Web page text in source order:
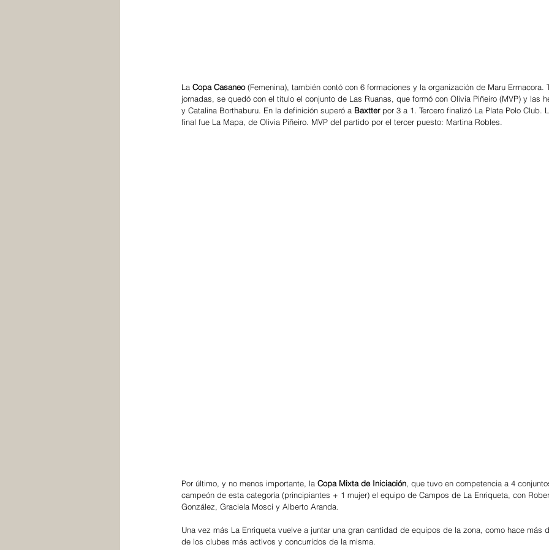
La Copa Casaneo (Femenina), también contó con 6 formaciones y la organización de Maru Ermacora.
jornadas, se quedó con el título el conjunto de Las Ruanas, que formó con Olivia Piñeiro (MVP) y las
y Catalina Borthaburu. En la definición superó a Baxtter por 3 a 1. Tercero finalizó La Plata Polo Club.
final fue La Mapa, de Olivia Piñeiro. MVP del partido por el tercer puesto: Martina Robles.
Por último, y no menos importante, la Copa Mixta de Iniciación, que tuvo en competencia a 4
campeón de esta categoría (principiantes + 1 mujer) el equipo de Campos de La Enriqueta, con
González, Graciela Mosci y Alberto Aranda.
Una vez más La Enriqueta vuelve a juntar una gran cantidad de equipos de la zona, como hace más
de los clubes más activos y concurridos de la misma.